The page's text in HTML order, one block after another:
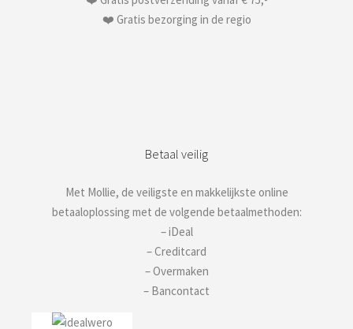
❤️ Gratis bezorging in de regio
Betaal veilig
Met Mollie, de veiligste en makkelijkste online
betaaloplossing met de volgende betaalmethoden:
– iDeal
– Creditcard
– Overmaken
– Bancontact